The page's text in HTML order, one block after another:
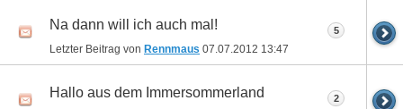
Na dann will ich auch mal!
Letzter Beitrag von Rennmaus 07.07.2012 13:47
5
Hallo aus dem Immersommerland 2